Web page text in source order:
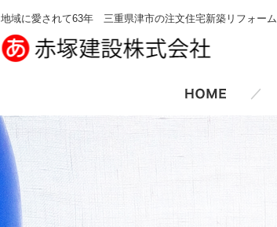
地域に愛されて63年 三重県津市の注文住宅新築リフォーム
／